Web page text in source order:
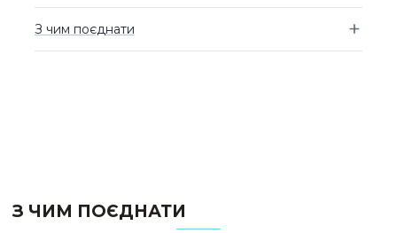
З чим поєднати
З ЧИМ ПОЄДНАТИ